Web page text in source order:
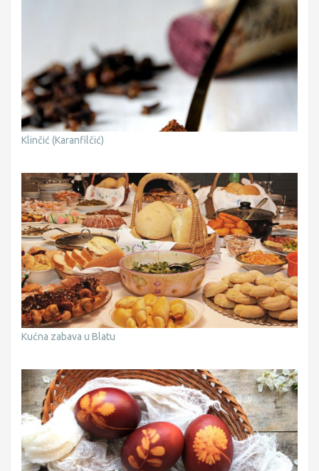
Klinčić (Karanfilčić)
Kućna zabava u Blatu